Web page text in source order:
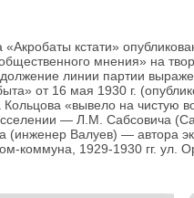
кстати»
мнения» на
линии партии
от 16 мая 1930 г.
«вывело на чистую
— Л.М. Сабсовича
(инженер Валуев) — автора
коммуна, 1929-1930 гг. ул.